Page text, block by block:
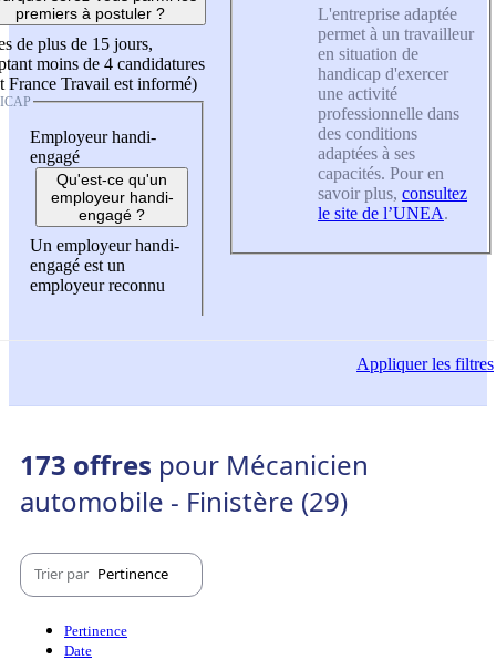
premiers à postuler ?
de plus de 15 jours,
moins de 4 candidatures
France Travail est informé)
Employeur handi-
engagé
Qu'est-ce qu'un
employeur handi-
engagé ?
Un employeur handi-
engagé est un
employeur reconnu
L'entreprise adaptée
permet à un travailleur
en situation de
handicap d'exercer
une activité
professionnelle dans
des conditions
adaptées à ses
capacités. Pour en
savoir plus, consultez
le site de l’UNEA.
Appliquerles filtres
173 offres pour Mécanicien
automobile - Finistère (29)
Trier par Pertinence
Pertinence
Date